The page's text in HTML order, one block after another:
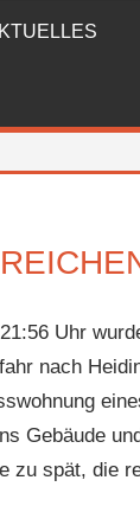
Uhr
nach
Gebäude
zu spät, die